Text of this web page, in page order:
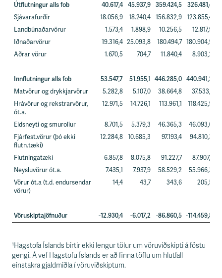
Útflutningur alls fob 40.617,4 45.937,9 359.424,5
326.481,4
Sjávarafurðir
18.056,9 18.240,4 156.832,9
123.855,4
Landbúnaðarvörur
1.573,4 1.898,9 10.256,5
12.817,9
Iðnaðarvörur
19.316,4 25.093,8 180.494,7 180.904,9
Aðrar vörur
1.670,5 704,7 11.840,4 8.903,2
Innflutningur alls fob 53.547,7 51.955,1 446.285,0 440.941,2
Matvörur og drykkjarvörur
5.282,8 5.107,0 38.664,8
37.533,1
Hrávörur og rekstrarvörur,
ót.a.
12.971,5 14.726,1 113.961,1 118.425,9
Eldsneyti og smurolíur 8.701,5 5.379,3 46.365,3
46.093,0
Fjárfest.vörur (þó ekki
flutn.tæki)
12.284,8 10.685,3 97.193,4 94.810,3
Flutningatæki 6.857,8 8.075,8 91.227,7
87.907,1
Neysluvörur ót.a.
7.435,1 7.937,9 58.529,2
55.966,3
Vörur ót.a (t.d. endursendar
vörur)
14,4 43,7 343,6 205,5
Vöruskiptajöfnuður -12.930,4 -6.017,2 -86.860,5 -114.459,8
¹Hagstofa Íslands birtir ekki lengur tölur um vöruviðskipti á föstu
gengi. Á vef Hagstofu Íslands er að finna töflu um hlutfall
einstakra gjaldmiðla í vöruviðskiptum.